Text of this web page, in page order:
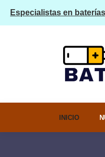
Especialistas en
INICIO